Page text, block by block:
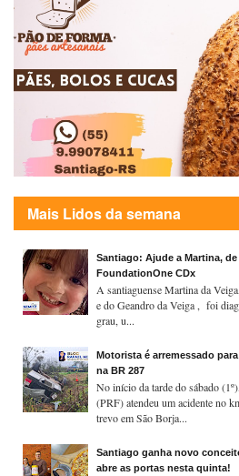
Mais Lidos da semana
Santiago: Ajude a Martina,
FoundationOne CDx
A santiaguense Martina da
e do Geandro da Veiga , foi
grau, u...
Motorista é arremessado
na BR 287
No início da tarde do sábado
(PRF) atendeu um acidente no
trevo em São Borja...
Santiago ganha novo
abre as portas nesta quinta!